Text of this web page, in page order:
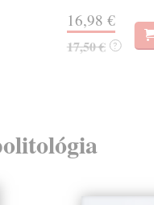
16,98 €
17,50 € ?